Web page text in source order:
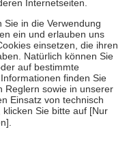
zu unterstützen,
18. Lebensjahr
die von der